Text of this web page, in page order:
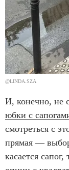
@LINDA.SZA
И, конечно, не
юбки с
смотреться с
прямая —
касается